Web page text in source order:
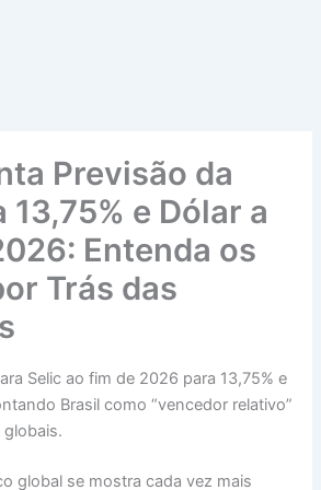
Previsão da
13,75% e Dólar a
Entenda os
Trás das
Selic ao fim de 2026 para 13,75% e
Brasil como “vencedor relativo”
global se mostra cada vez mais